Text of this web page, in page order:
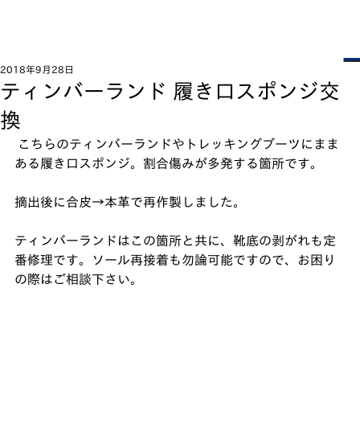
ティンバーランド 履き口スポンジ交
換
2018年9月28日
ある履き口スポンジ。割合傷みが多発する箇所です。﻿
摘出後に合皮→本革で再作製しました。﻿
ティンバーランドはこの箇所と共に、靴底の剥がれも定
番修理です。ソール再接着も勿論可能ですので、お困り
の際はご相談下さい。